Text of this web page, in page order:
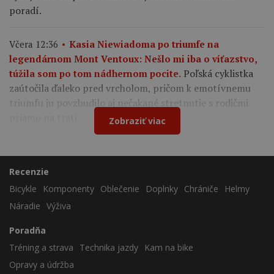
poradí.
Včera 12:36
Kasia Niewiadoma po triumfe na
legendárnom Mont Ventoux: Nešlo mi iba o víťazstvo,
túžila som po tom nádhernom pocite. Poľská cyklistka
zaútočila ďaleko pred vrcholom, pričom k emotívnemu
triumfu ju povzbudilo aj nečakané stretnutie s rodičmi
Zobraziť viac
Recenzie
Bicykle
Komponenty Oblečenie Doplnky Chrániče
Helmy
Náradie Výživa
Poradňa
Tréning a strava
Technika jazdy
Kam na bike
Opravy a údržba